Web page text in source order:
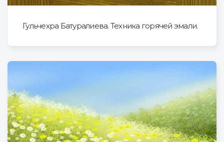
Гульчехра Батуралиева. Техника горячей эмали.